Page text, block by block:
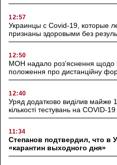
12:57
Украинцы с Covid-19, которые
признаны здоровыми без
12:50
МОН надало роз’яснення щодо
положення про дистанційну
12:40
Уряд додатково виділив майже
кількості тестувань на COVID-19
11:34
Степанов подтвердил, что в
«карантин выходного дня»